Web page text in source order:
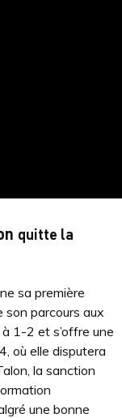
quitte la
sa première
parcours aux
1-2 et s’offre une
où elle disputera
la sanction
une bonne